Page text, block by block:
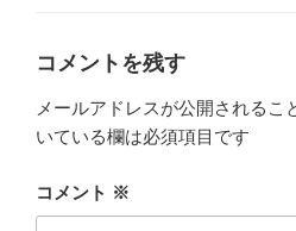
コメントを残す
メールアドレスが公開されるこ
いている欄は必須項目です
コメント ※